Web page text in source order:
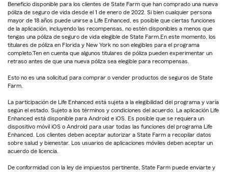
Beneficio disponible para los clientes de State Farm que han comprado una nueva
póliza de seguro de vida desde el 1 de enero de 2022. Si bien cualquier persona
mayor de 18 años puede unirse a Life Enhanced, es posible que ciertas funciones
de la aplicación, incluyendo las recompensas, no estén disponibles a menos que
tengas una póliza de seguro de vida elegible de State Farm.En este momento, los
titulares de póliza en Florida y New York no son elegibles para el programa
completo.Ten en cuenta que algunos titulares de póliza pueden experimentar un
retraso antes de que una nueva póliza sea elegible para recompensas.
Esto no es una solicitud para comprar o vender productos de seguros de State
Farm.
La participación de Life Enhanced está sujeta a la elegibilidad del programa y varía
según el estado. Sujeto a los términos y condiciones del acuerdo. La aplicación Life
Enhanced está disponible para Android e iOS. Es posible que se requiera un
dispositivo móvil iOS o Android para usar todas las funciones del programa Life
Enhanced. Los clientes deben aceptar autorizar a State Farm a recopilar datos
sobre salud y bienestar. Los usuarios de aplicaciones móviles deben aceptar un
acuerdo de licencia.
De conformidad con la ley de impuestos pertinente, State Farm puede enviarte y